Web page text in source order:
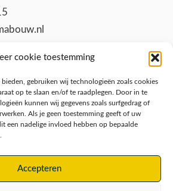
cookie toestemming
gebruiken wij technologieën zoals cookies
op te slaan en/of te raadplegen. Door in te
kunnen wij gegevens zoals surfgedrag of
Als je geen toestemming geeft of uw
een nadelige invloed hebben op bepaalde
Accepteren
Privacy/Cookies